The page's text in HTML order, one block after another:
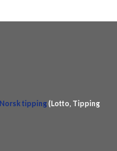
Norsk tipping(Lotto, Tipping